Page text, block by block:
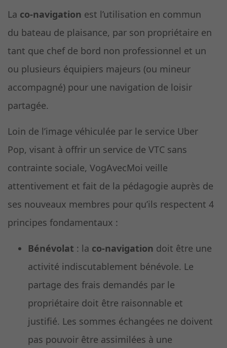
La co-navigation est l’utilisation en commun
du bateau de plaisance, par son propriétaire en
tant que chef de bord non professionnel et un
ou plusieurs équipiers majeurs (ou mineur
accompagné) pour une navigation de loisir
partagée.
Loin de l’image véhiculée par le service Uber
Pop, visant à offrir un service de VTC sans
contrainte sociale, VogAvecMoi veille
attentivement et fait de la pédagogie auprès de
ses nouveaux membres pour qu’ils respectent 4
principes fondamentaux :
Bénévolat : la co-navigation doit être une
activité indiscutablement bénévole. Le
partage des frais demandés par le
propriétaire doit être raisonnable et
justifié. Les sommes échangées ne doivent
pas pouvoir être assimilées à une